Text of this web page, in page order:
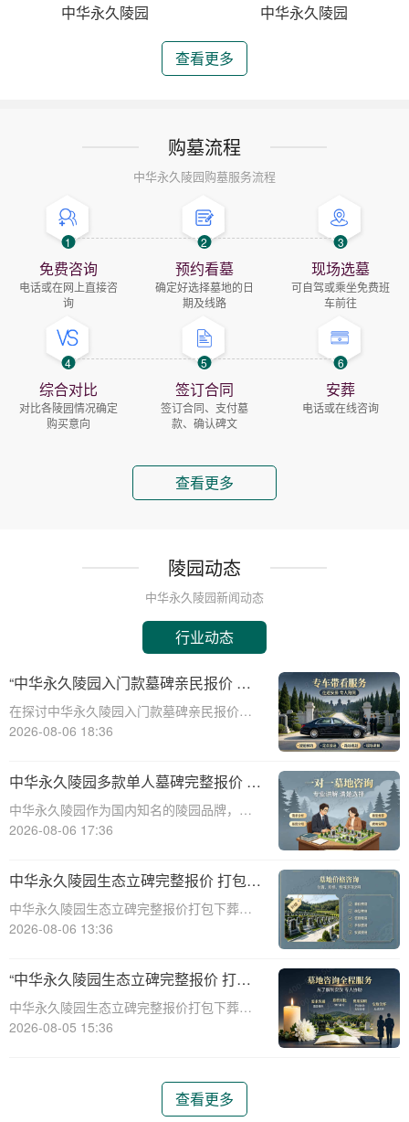
中华永久陵园 中华永久陵园
查看更多
购墓流程
中华永久陵园购墓服务流程
1
免费咨询
电话或在网上直接咨
询
2
预约看墓
确定好选择墓地的日
期及线路
3
现场选墓
可自驾或乘坐免费班
车前往
4
综合对比
对比各陵园情况确定
购买意向
5
签订合同
签订合同、支付墓
款、确认碑文
6
安葬
电话或在线咨询
查看更多
陵园动态
中华永久陵园新闻动态
行业动态
“中华永久陵园入门款墓碑亲民报价 一
次性付清享折上折：超值优惠与便捷选
择的完美结合”
在探讨中华永久陵园入门款墓碑亲民报价这
一主题时，我们首先需要理解墓碑选择的重
对逝者的纪念，也是对生者情感的寄托。因
此，选择一款既符合预算又具有纪念意义的
墓碑显得尤
2026-08-06 18:36
中华永久陵园多款单人墓碑完整报价 淡
季下单直降数千元详解
中华永久陵园作为国内知名的陵园品牌，提
供多种单人墓碑选择，满足不同客户的需
墓碑的完整报价，并解释淡季下单直降数千
元的优惠政策，帮助消费者做出明智的选
择。☎ 中华永
2026-08-06 17:36
中华永久陵园生态立碑完整报价 打包下
葬服务同步享折扣详解
中华永久陵园生态立碑完整报价打包下葬服
务同步享折扣详解☎ 中华永久陵园电话:400-
的规划越来越重视。中华永久陵园作为国内
知名的陵园品牌，提供了一系列生
2026-08-06 13:36
“中华永久陵园生态立碑完整报价 打包
下葬服务同步享折扣：全方位福利解析
与专属优惠”
中华永久陵园生态立碑完整报价打包下葬服
务同步享折扣：全方位福利解析与专属优惠
式有了更多的选择。中华永久陵园作
2026-08-05 15:36
查看更多